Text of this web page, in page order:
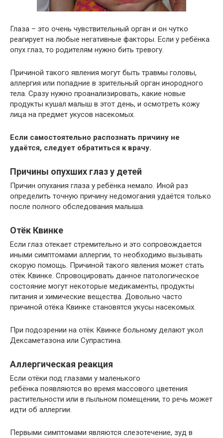
Глаза – это очень чувствительный орган и он чутко
реагирует на любые негативные факторы. Если у ребёнка
опух глаз, то родителям нужно бить тревогу.
Причиной такого явления могут быть травмы головы,
аллергия или попадние в зрительный орган инородного
тела. Сразу нужно проанализировать, какие новые
продукты кушал малыш в этот день, и осмотреть кожу
лица на предмет укусов насекомых.
Если самостоятельно распознать причину не
удаётся, следует обратиться к врачу.
Причины опухших глаз у детей
Причин опухания глаза у ребёнка немало. Иной раз
определить точную причину недомогания удаётся только
после полного обследования малыша.
Отёк Квинке
Если глаз отекает стремительно и это сопровождается
иными симптомами аллергии, то необходимо вызывать
скорую помощь. Причиной такого явления может стать
отёк Квинке. Спровоцировать данное патологическое
состояние могут некоторые медикаменты, продукты
питания и химические вещества. Довольно часто
причиной отёка Квинке становятся укусы насекомых.
При подозрении на отёк Квинке больному делают укол
Дексаметазона или Супрастина.
Аллергическая реакция
Если отёки под глазами у маленького
ребёнка появляются во время массового цветения
растительности или в пыльном помещении, то речь может
идти об аллергии.
Первыми симптомами являются слезотечение, зуд в